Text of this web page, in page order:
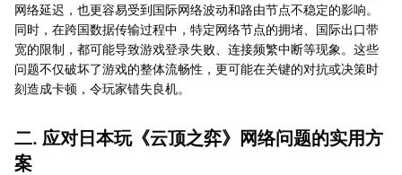
网络延迟，也更容易受到国际网络波动和路由节点不稳定的影响。
同时，在跨国数据传输过程中，特定网络节点的拥堵、国际出口带
宽的限制，都可能导致游戏登录失败、连接频繁中断等现象。这些
问题不仅破坏了游戏的整体流畅性，更可能在关键的对抗或决策时
刻造成卡顿，令玩家错失良机。
二. 应对日本玩《云顶之弈》网络问题的实用方
案